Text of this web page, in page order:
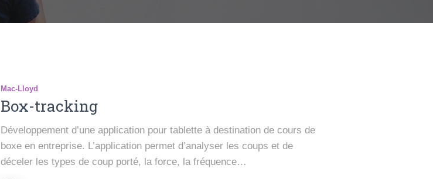
Mac-Lloyd
Box-tracking
Développement d’une application pour tablette à destination de cours de
boxe en entreprise. L’application permet d’analyser les coups et de
déceler les types de coup porté, la force, la fréquence…